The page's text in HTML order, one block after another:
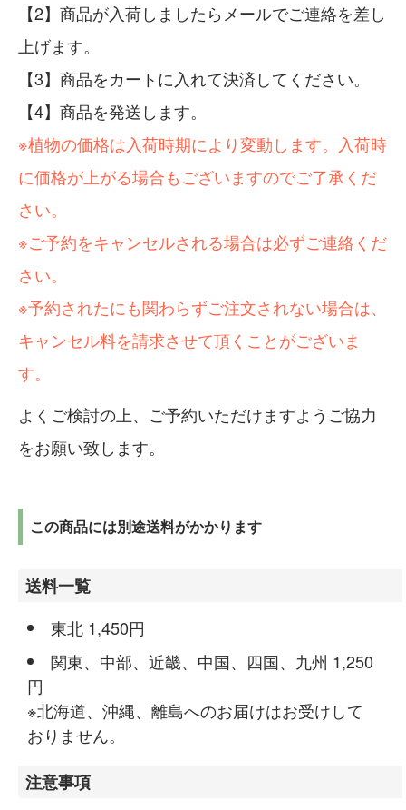
商品が入荷しましたらメールでご連絡を差し
上げます。
商品をカートに入れて決済してください。
商品を発送します。
※植物の価格は入荷時期により変動します。入荷時
に価格が上がる場合もございますのでご了承くだ
さい。
※ご予約をキャンセルされる場合は必ずご連絡くだ
さい。
※予約されたにも関わらずご注文されない場合は、
キャンセル料を請求させて頂くことがございま
す。
よくご検討の上、ご予約いただけますようご協力
をお願い致します。
この商品には別途送料がかかります
送料一覧
東北 1,450円
関東、中部、近畿、中国、四国、九州 1,250
円
※北海道、沖縄、離島へのお届けはお受けして
おりません。
注意事項